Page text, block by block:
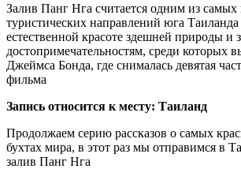
Залив Панг Нга считается одним из
туристических направлений юга Таиланда
естественной красоте здешней природы и
достопримечательностям, среди которых
Джеймса Бонда, где снималась девятая
фильма
Запись относится к месту: Таиланд
Продолжаем серию рассказов о самых
бухтах мира, в этот раз мы отправимся в
залив Панг Нга